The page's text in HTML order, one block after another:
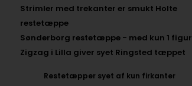
Strimler med trekanter er smukt Holte
restetæppe
Sønderborg restetæppe - med kun 1 figur
Zigzag i Lilla giver syet Ringsted tæppet
Restetæpper syet af kun firkanter